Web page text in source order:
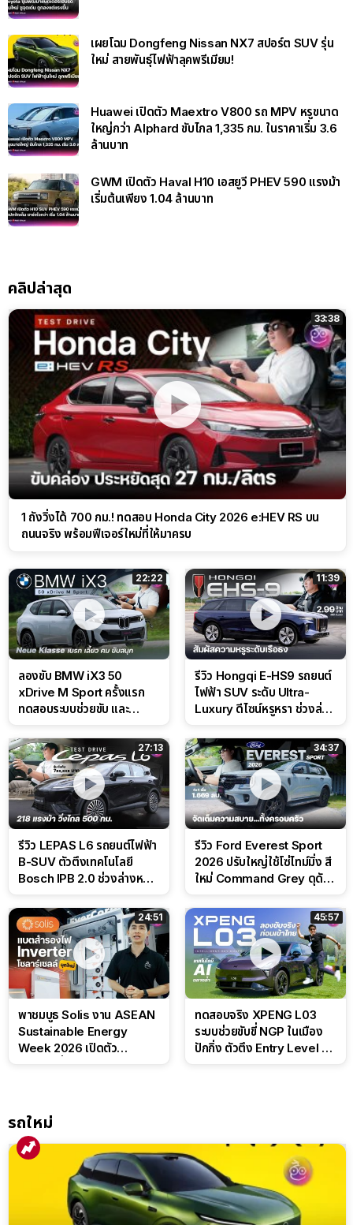
เผยโฉม Dongfeng Nissan NX7 สปอร์ต SUV รุ่น
ใหม่ สายพันธุ์ไฟฟ้าลุคพรีเมียม!
Huawei เปิดตัว Maextro V800 รถ MPV หรูขนาด
ใหญ่กว่า Alphard ขับไกล 1,335 กม. ในราคาเริ่ม 3.6
ล้านบาท
GWM เปิดตัว Haval H10 เอสยูวี PHEV 590 แรงม้า
เริ่มต้นเพียง 1.04 ล้านบาท
คลิปล่าสุด
33:38
1 ถังวิ่งได้ 700 กม.! ทดสอบ Honda City 2026 e:HEV RS บน
ถนนจริง พร้อมฟีเจอร์ใหม่ที่ให้มาครบ
22:22
ลองขับ BMW iX3 50
xDrive M Sport ครั้งแรก
ทดสอบระบบช่วยขับ และ
สนาม
11:39
รีวิว Hongqi E-HS9 รถยนต์
ไฟฟ้า SUV ระดับ Ultra-
Luxury ดีไซน์หรูหรา ช่วงล่าง
27:13
รีวิว LEPAS L6 รถยนต์ไฟฟ้า
B-SUV ตัวตึงเทคโนโลยี
Bosch IPB 2.0 ช่วงล่างหนึบ
34:37
รีวิว Ford Everest Sport
2026 ปรับใหญ่ใช้โซ่ไทม์มิ่ง สี
ใหม่ Command Grey ดุดัน
24:51
พาชมบูธ Solis งาน ASEAN
Sustainable Energy
Week 2026 เปิดตัว
45:57
ทดสอบจริง XPENG L03
ระบบช่วยขับขี่ NGP ในเมือง
ปักกิ่ง ตัวตึง Entry Level ที่
รถใหม่